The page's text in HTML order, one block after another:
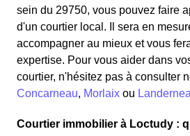
sein du 29750, vous pouvez faire
d'un courtier local. Il sera en
accompagner au mieux et vous
expertise. Pour vous aider dans
courtier, n'hésitez pas à consulter
Concarneau, Morlaix ou
Courtier immobilier à Loctudy :